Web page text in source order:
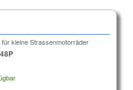
für kleine Strassenmotorräder